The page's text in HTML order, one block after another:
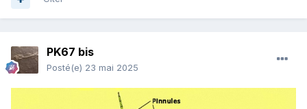
PK67 bis
Posté(e) 23 mai 2025